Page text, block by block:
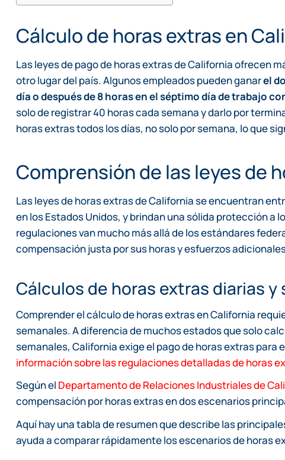
Cálculo de horas extras en
Las leyes de pago de horas extras de California ofrecen
otro lugar del país. Algunos empleados pueden ganarel
día o después de 8 horas en el séptimo día de trabajo
solo de registrar 40 horas cada semana y darlo por
horas extras todos los días, no solo por semana, lo que
Comprensión de las leyes de
Las leyes de horas extras de California se encuentran
en los Estados Unidos, y brindan una sólida protección a
regulaciones van mucho más allá de los estándares
compensación justa por sus horas y esfuerzos
Cálculos de horas extras diarias y
Comprender el cálculo de horas extras en California
semanales. A diferencia de muchos estados que solo
semanales, California exige el pago de horas extras
información sobre las regulaciones detalladas de horas
Según el Departamento de Relaciones Industriales de
compensación por horas extras en dos escenarios
Aquí hay una tabla de resumen que describe las
ayuda a comparar rápidamente los escenarios de horas